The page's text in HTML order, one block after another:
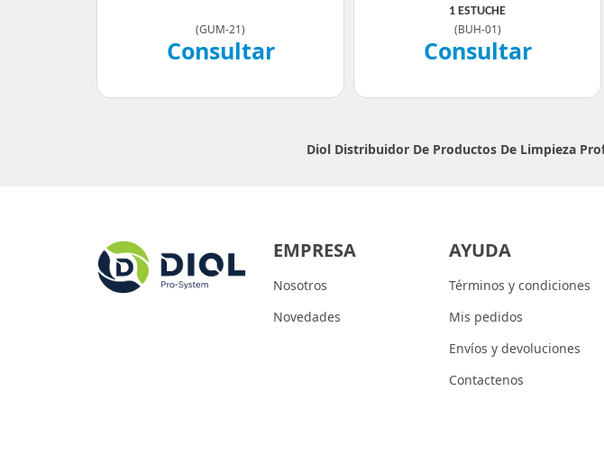
(GUM-21)
Consultar
1 ESTUCHE
(BUH-01)
Consultar
Diol Distribuidor De Productos De Limpieza
EMPRESA
Nosotros
Novedades
AYUDA
Términos y condiciones
Mis pedidos
Envíos y devoluciones
Contactenos